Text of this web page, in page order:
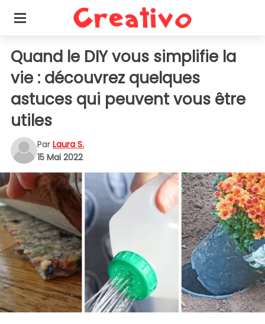
Quand le DIY vous simplifie la
vie : découvrez quelques
astuces qui peuvent vous être
utiles
Par Laura S.
15 Mai 2022